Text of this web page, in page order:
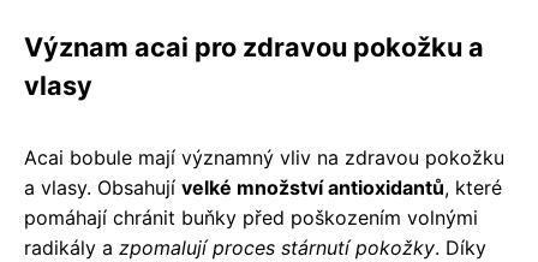
Význam acai pro zdravou pokožku a
vlasy
Acai bobule mají významný vliv na zdravou pokožku
a vlasy. Obsahují velké množství antioxidantů, které
pomáhají chránit buňky před poškozením volnými
radikály a zpomalují proces stárnutí pokožky. Díky